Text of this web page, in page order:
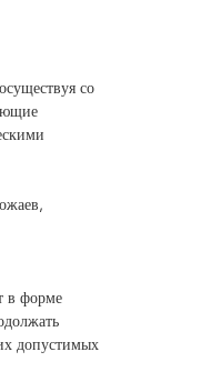
со
в форме
допустимых